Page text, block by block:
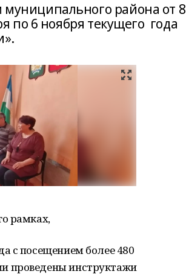
района от 8
по 6 ноября текущего года
рамках,
с посещением более 480
проведены инструктажи